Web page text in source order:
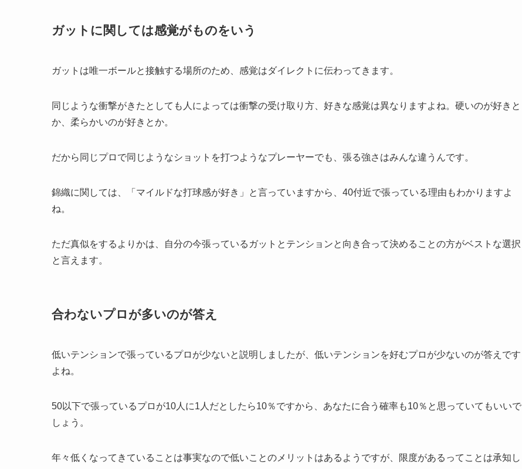
ガットに関しては感覚がものをいう
ガットは唯一ボールと接触する場所のため、感覚はダイレクトに伝わってきます。
同じような衝撃がきたとしても人によっては衝撃の受け取り方、好きな感覚は異なりますよね。硬いのが好きと
か、柔らかいのが好きとか。
だから同じプロで同じようなショットを打つようなプレーヤーでも、張る強さはみんな違うんです。
錦織に関しては、「マイルドな打球感が好き」と言っていますから、40付近で張っている理由もわかりますよ
ね。
ただ真似をするよりかは、自分の今張っているガットとテンションと向き合って決めることの方がベストな選択
と言えます。
合わないプロが多いのが答え
低いテンションで張っているプロが少ないと説明しましたが、低いテンションを好むプロが少ないのが答えです
よね。
50以下で張っているプロが10人に1人だとしたら10％ですから、あなたに合う確率も10％と思っていてもいいで
しょう。
年々低くなってきていることは事実なので低いことのメリットはあるようですが、限度があるってことは承知し